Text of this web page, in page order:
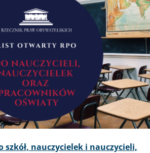
szkół, nauczycielek i nauczycieli,